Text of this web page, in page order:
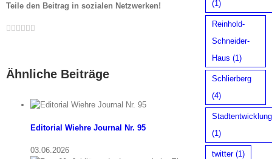
Die
Bürgervereins
Teile den Beitrag in sozialen Netzwerken!
Facebook
Twitter
LinkedIn
Whatsapp
Google+
Pinterest
Ähnliche Beiträge
Editorial Wiehre Journal Nr. 95
03.06.2026
(1)
Reinhold-
Schneider-
Haus (1)
Schlierberg
(4)
Stadtentwicklung
(1)
twitter(1)